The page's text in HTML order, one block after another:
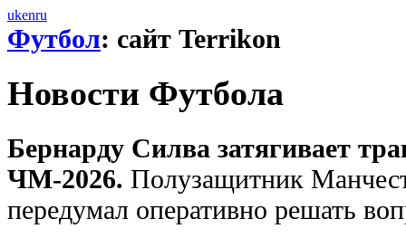
ukenru
Футбол: сайт Terrikon
Новости Футбола
Бернарду Силва затягивает
ЧМ-2026. Полузащитник
передумал оперативно решать